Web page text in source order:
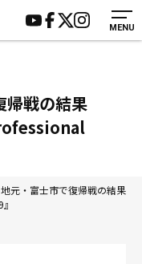
MENU
紹介
様の声
あるご質問
い合わせ
帰戦の結果
元・富士市で復帰戦の結果